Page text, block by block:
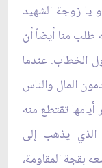
يا زوجة الشهيد
طلب منا أيضاً أن
الخطاب. عندما
المال والناس
أيامها تقتطع منه
الذي يذهب إلى
بقجة المقاومة،